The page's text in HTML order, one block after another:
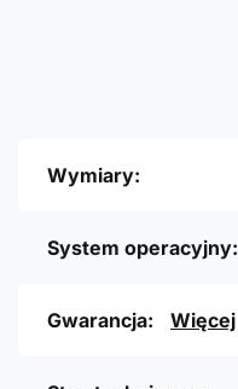
Wymiary:
System operacyjny:
Gwarancja: Więcej